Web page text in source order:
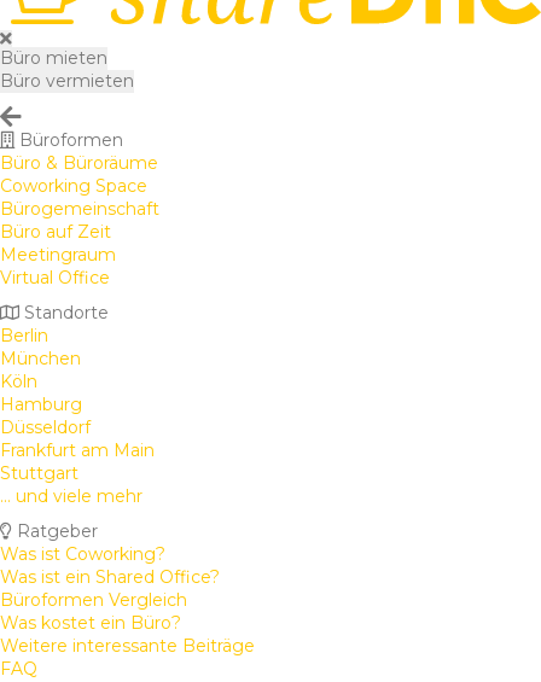
Büro mieten
Büro vermieten
Büroformen
Büro & Büroräume
Coworking Space
Bürogemeinschaft
Büro auf Zeit
Meetingraum
Virtual Office
Standorte
Berlin
München
Köln
Hamburg
Düsseldorf
Frankfurt am Main
Stuttgart
... und viele mehr
Ratgeber
Was ist Coworking?
Was ist ein Shared Office?
Büroformen Vergleich
Was kostet ein Büro?
Weitere interessante Beiträge
FAQ